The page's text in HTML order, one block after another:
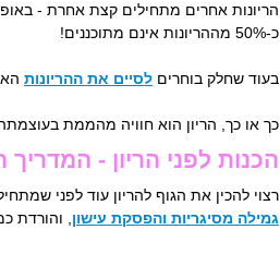
הריונות אחרים מתחילים קצת אחרת -
כ-50% מההריונות אינם מתוכננים!
בעוד שחלק בוחרים לסיים את ההריונות
כך או כך, הריון הוא חוויה מהממת
הכנות לפני הריון -
רצוי להכין את הגוף להריון עוד לפני
גמילה מסיגריות והפסקת עישון , והורדת כמויות